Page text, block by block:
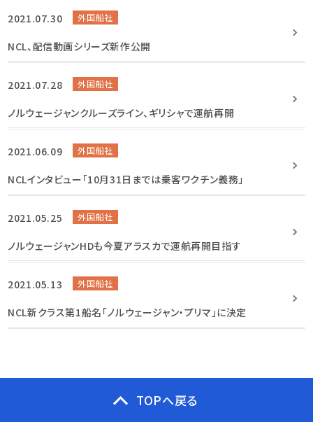
2021.07.30 外国船社
NCL、配信動画シリーズ新作公開
2021.07.28 外国船社
ノルウェージャンクルーズライン、ギリシャで運航再開
2021.06.09 外国船社
NCLインタビュー「10月31日までは乗客ワクチン義務」
2021.05.25 外国船社
ノルウェージャンHDも今夏アラスカで運航再開目指す
2021.05.13 外国船社
NCL新クラス第1船名「ノルウェージャン・プリマ」に決定
TOPへ戻る